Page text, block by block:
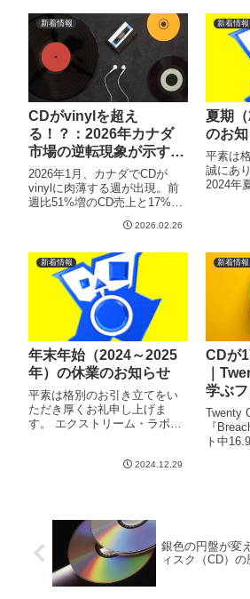
新着情報
CDがvinylを超え
る！？：2026年カナダ
市場の逆転現象が示すフ
ィジカルの未来
2026年1月、カナダでCDが
vinylに肉薄する週が出現。前
週比51%増のCD売上と17%減
す「フィジカル多様化」の実
ストが今すべき戦略的CD活用
とは。
2026.02.26
新着情報
夏期
のお
平素は
誠にあ
2024年
（木）
をおか
ご了承
新着情報
年末年始（2024～2025
年）の休業のお知らせ
平素は格別のお引き立てをい
ただき厚くお礼申し上げま
す。 エクストリーム・ラボで
ます。 冬季休業期間 2024年
2024.12.29
新着情報
CDが
｜
学ぶ
Twenty
『
ト中
る理由
銀色の円盤が変
ィスク（CD）